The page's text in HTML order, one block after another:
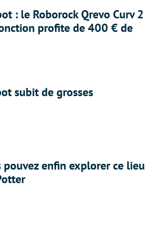
: le Roborock Qrevo Curv 2
profite de 400 € de
subit de grosses
pouvez enfin explorer ce lieu